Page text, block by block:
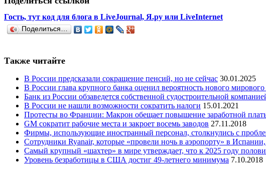
Гость, тут код для блога в LiveJournal, Я.ру или LiveInternet
Поделиться…
Также читайте
В России предсказали сокращение пенсий, но не сейчас 30.01.2025
В России глава крупного банка оценил вероятность нового мирового
Банк из России обзаведется собственной судостроительной
В России не нашли возможности сократить налоги 15.01.2021
Протесты во Франции: Макрон обещает повышение заработной
GM сократит рабочие места и закроет восемь заводов 27.11.2018
Фирмы, использующие иностранный персонал, столкнулись с
Сотрудники Ryanair, которые «провели ночь в аэропорту» в
Самый крупный «шахтер» в мире утверждает, что к 2025 году
Уровень безработицы в США достиг 49-летнего минимума 7.10.2018